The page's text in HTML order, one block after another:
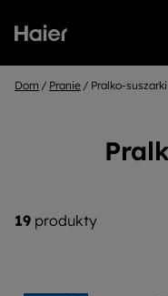
Dom Pranie Pralko-suszarki
19 produkty